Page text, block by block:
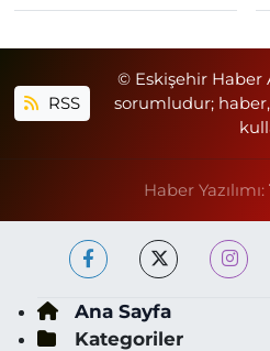
RSS
© Eskişehir Haber
sorumludur;
Haber Yazılımı:
Ana Sayfa
Kategoriler